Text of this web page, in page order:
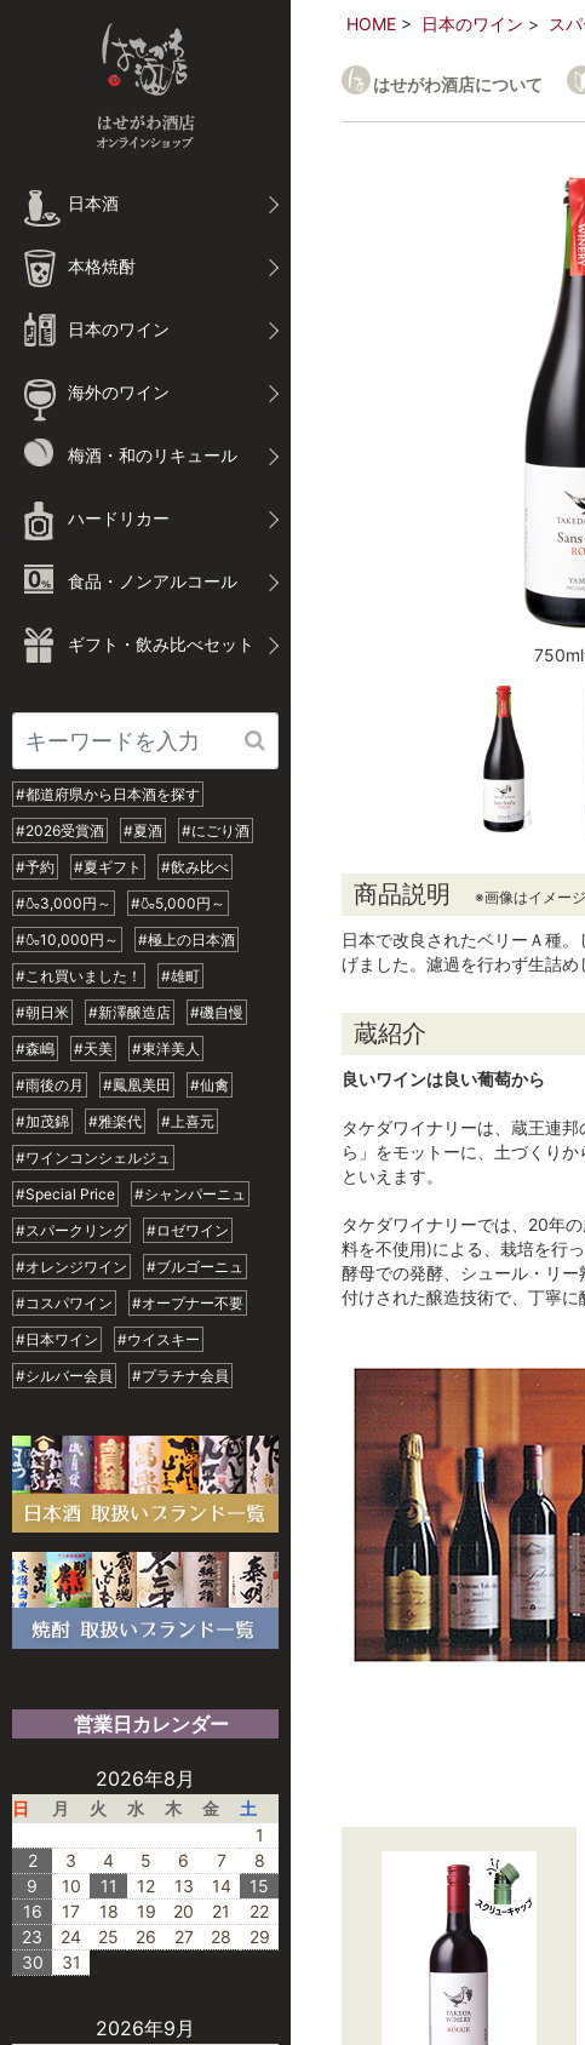
日本酒
本格焼酎
日本のワイン
海外のワイン
梅酒・和のリキュール
ハードリカー
食品・ノンアルコール
ギフト・飲み比べセット
#都道府県から日本酒を探す
#2026受賞酒
#夏酒
#にごり酒
#予約
#夏ギフト
#飲み比べ
#🍶3,000円～
#🍶5,000円～
#🍶10,000円～
#極上の日本酒
#これ買いました！
#雄町
#朝日米
#新澤醸造店
#磯自慢
#森嶋
#天美
#東洋美人
#雨後の月
#鳳凰美田
#仙禽
#加茂錦
#雅楽代
#上喜元
#ワインコンシェルジュ
#Special Price
#シャンパーニュ
#スパークリング
#ロゼワイン
#オレンジワイン
#ブルゴーニュ
#コスパワイン
#オープナー不要
#日本ワイン
#ウイスキー
#シルバー会員
#プラチナ会員
営業日カレンダー
2026年8月
日 月 火 水 木 金
土
1
2
3 4 5 6 7
8
9
10 11 12 13 14
15
16
17 18 19 20 21
22
23
24 25 26 27 28
29
30
31
2026年9月
HOME 日本のワイン ス
はせがわ酒店について
商品説明 ※画像はイメー
日本で改良されたベリーＡ種
げました。濾過を行わず生詰
蔵紹介
良いワインは良い葡萄から
タケダワイナリーは、蔵王連
ら」をモットーに、土づくり
といえます。
タケダワイナリーでは、20年
料を不使用)による、栽培を行
酵母での発酵、シュール・リ
付けされた醸造技術で、丁寧に